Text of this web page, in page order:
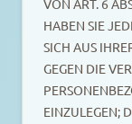
VON ART. 6
HABEN SIE
SICH AUS
GEGEN DIE
EINZULEGEN;